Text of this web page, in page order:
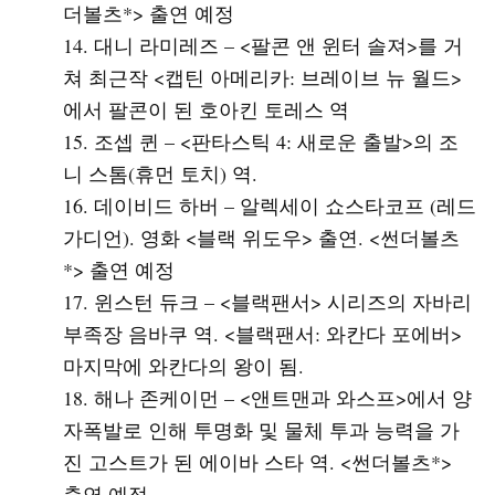
더볼츠*> 출연 예정
대니 라미레즈 – <팔콘 앤 윈터 솔져>를 거
쳐 최근작 <캡틴 아메리카: 브레이브 뉴 월드>
에서 팔콘이 된 호아킨 토레스 역
조셉 퀸 – <판타스틱 4: 새로운 출발>의 조
니 스톰(휴먼 토치) 역.
데이비드 하버 – 알렉세이 쇼스타코프 (레드
가디언). 영화 <블랙 위도우> 출연. <썬더볼츠
*> 출연 예정
윈스턴 듀크 – <블랙팬서> 시리즈의 자바리
부족장 음바쿠 역. <블랙팬서: 와칸다 포에버>
마지막에 와칸다의 왕이 됨.
해나 존케이먼 – <앤트맨과 와스프>에서 양
자폭발로 인해 투명화 및 물체 투과 능력을 가
진 고스트가 된 에이바 스타 역. <썬더볼츠*>